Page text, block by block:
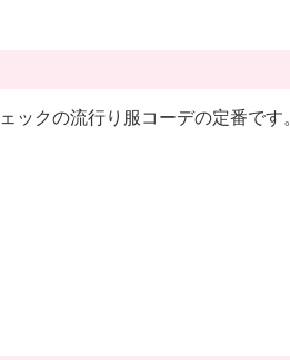
ックの流行り服コーデの定番です。